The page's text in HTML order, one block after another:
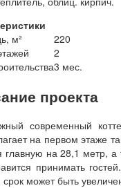
м²
220
2
3 мес.
проекта
современный
на первом этаже
главную на 28,1 метр,
принимать
может быть